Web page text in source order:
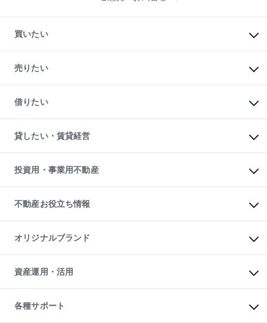
買いたい
新築・分譲マンションの購入
中古マンションの購入
一戸建ての購入
中古一戸建ての購入
不動産購入の流れ
注目キーワード物件特集
購入ガイド
English 繁体中文簡体中文
売りたい
一戸建ての売却・査定
土地の売却・査定
スピードAI査定
不動産査定について
不動産売却の流れ
不動産買換えの流れ
売却ガイド
借りたい
オフィス・店舗の賃貸
借りるときの流れ
借りるガイド
貸したい・賃貸経営
マンション賃料データ
賃貸管理プラン
リロケーションについて
貸すガイド
投資用・事業用不動産
事業用不動産
マンション投資
投資用マンション
アパート経営
収益物件
ビル購入（ビル一棟）
投資用不動産の売却査定
事業用不動産の売却査定
不動産お役立ち情報
マンションライブラリー
人気マンションランキング
暮らしに役立つ不動産メディア
不動産相場・不動産価格情報
不動産コラム・ニュース
不動産用語集
不動産なんでもネット相談室
住まいの税金
オリジナルブランド
一棟リノベーションマンション
L`GENTE（ルジェンテ）
区分リノベーションマンション
投資用一棟レジデンスWELL
資産運用・活用
不動産M&A
アセットマネジメント・出資
各種サポート